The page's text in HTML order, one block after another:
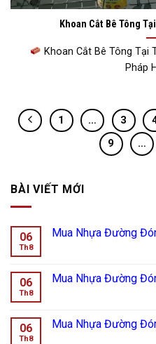
Khoan Cắt Bê Tông
Khoan Cắt Bê Tông Tại
Pháp
1 … 3
9
…
BÀI VIẾT MỚI
06
Th8
Mua Nhựa Đường
06
Th8
Mua Nhựa Đường
06
Th8
Mua Nhựa Đường